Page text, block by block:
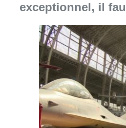
06 août 2026Consulter l'article
Saint-Géry : un
Senne et une
classés au